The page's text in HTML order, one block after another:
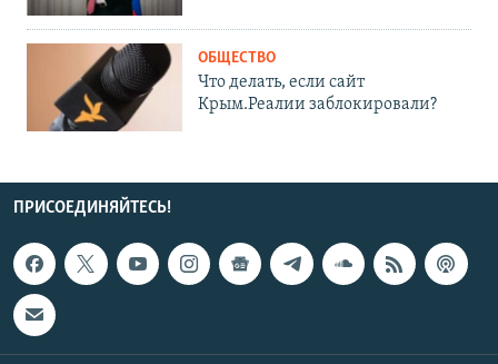
ОБЩЕСТВО
Что делать, если сайт
Крым.Реалии заблокировали?
ПРИСОЕДИНЯЙТЕСЬ!